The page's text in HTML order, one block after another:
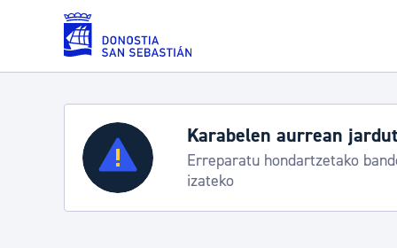
Eduki nagusira joan
Zerbitzuak
Errolda eta gai pertsonalak
Karabelen aurrean
Erreparatu hondartzetako
izateko